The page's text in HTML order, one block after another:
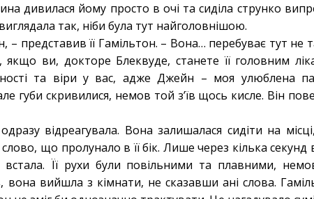
дивилася йому просто в очі та сиділа струнко
так, ніби була тут найголовнішою.
– представив її Гамільтон. – Вона… перебуває тут не
ви, докторе Блеквуде, станете її головним
та віри у вас, адже Джейн – моя улюблена
губи скривилися, немов той з’їв щось кисле. Він
відреагувала. Вона залишалася сидіти на
що пролунало в її бік. Лише через кілька секунд
Її рухи були повільними та плавними,
вона вийшла з кімнати, не сказавши ані слова.